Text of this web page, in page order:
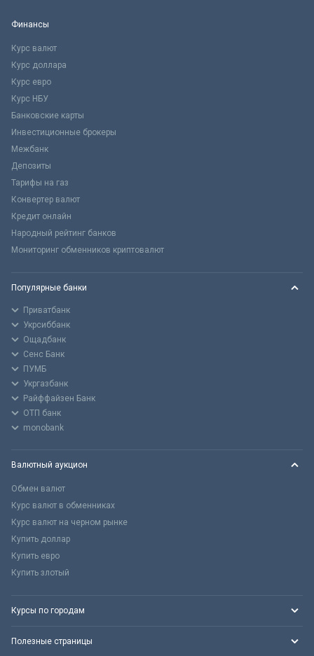
Финансы
Курс валют
Курс доллара
Курс евро
Курс НБУ
Банковские карты
Инвестиционные брокеры
Межбанк
Депозиты
Тарифы на газ
Конвертер валют
Кредит онлайн
Народный рейтинг банков
Мониторинг обменников криптовалют
Популярные банки
Приватбанк
Укрсиббанк
Ощадбанк
Сенс Банк
ПУМБ
Укргазбанк
Райффайзен Банк
ОТП банк
monobank
Валютный аукцион
Обмен валют
Курс валют в обменниках
Курс валют на черном рынке
Купить доллар
Купить евро
Купить злотый
Курсы по городам
Полезные страницы